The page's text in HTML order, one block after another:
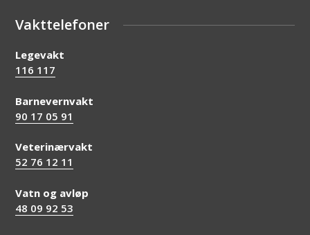
Vakttelefoner
Legevakt
116 117
Barnevernvakt
90 17 05 91
Veterinærvakt
52 76 12 11
Vatn og avløp
48 09 92 53